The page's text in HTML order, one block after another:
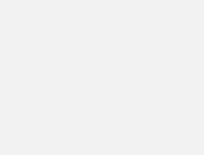
на период
для